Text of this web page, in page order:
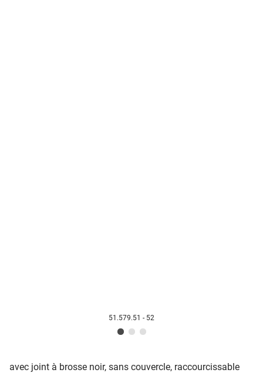
51.579.51 - 52
avec joint à brosse noir, sans couvercle, raccourcissable